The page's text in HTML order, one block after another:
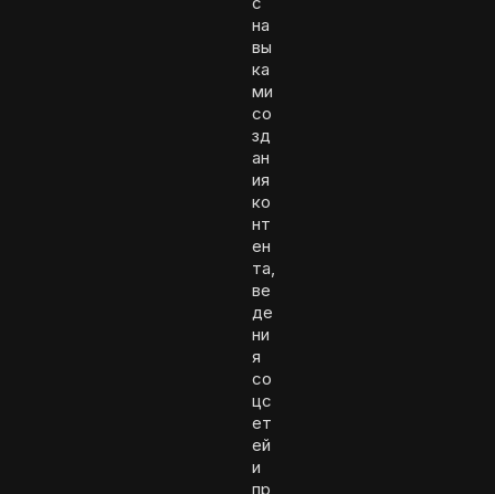
на
вы
ка
ми
со
зд
ан
ия
ко
нт
ен
та,
ве
де
ни
я
со
цс
ет
ей
и
пр